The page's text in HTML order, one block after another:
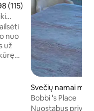
įvertinimas: 4,98 iš 5,
(115)
nuo
už
Svečių namai
am
Bobbi 's Place
Nuostabus